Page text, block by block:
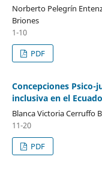
Norberto Pelegrín
Briones
1-10
PDF
Concepciones
inclusiva en el
Blanca Victoria Cerruffo
11-20
PDF